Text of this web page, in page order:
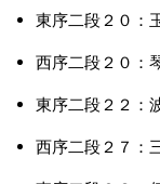
東序二段２０：
西序二段２０：
東序二段２２：
西序二段２７：